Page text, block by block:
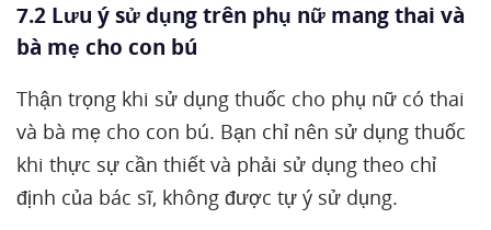
7.2 Lưu ý sử dụng trên phụ nữ mang thai và
bà mẹ cho con bú
Thận trọng khi sử dụng thuốc cho phụ nữ có thai
và bà mẹ cho con bú. Bạn chỉ nên sử dụng thuốc
khi thực sự cần thiết và phải sử dụng theo chỉ
định của bác sĩ, không được tự ý sử dụng.